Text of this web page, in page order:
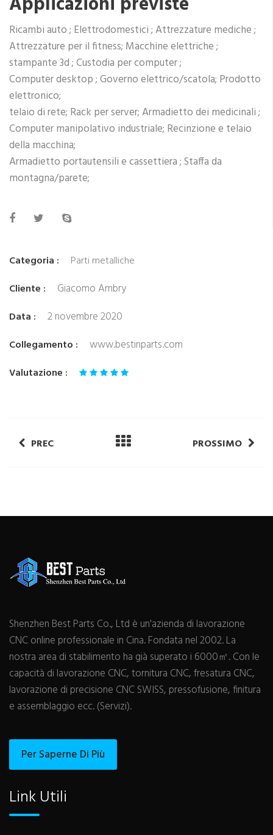
Ricambi auto ; Elettrodomestici ; Attrezzature mediche ;
Attrezzature per il fitness; Macchine elettriche ;
stampante 3d ; Custodia per computer ;
Computer desktop ; Governo elettrico/scatola; Prodotto
elettronico;
telaio di rete; Rack per server; Armadietto dei medicinali ;
Computer manipolativo industriale; Recinzione e telaio
della macchina;
Armadietto portautensili e cassettiera ; Staffa da
montagna/parete;
Categoria :
Parti metalliche
Cliente :
Giacomo Ambry
Data : 2 novembre 2020
Collegamento : www.bestinparts.com
Valutazione :
PREC PROSSIMO
Shenzhen Best Parts Co., Ltd è un'azienda di lavorazione
CNC online professionale in Cina. Fondata nel 2002. La
nostra area di stabilimento ha già superato i 6000㎡. Con le
capacità di lavorazione CNC, tornitura CNC, fresatura CNC,
lavorazione di precisione CNC SWISS, pressofusione, finitura
e assemblaggio ecc. (Servizi).
Per Saperne Di Più
Link Utili